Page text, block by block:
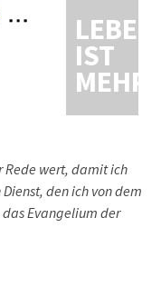
LEBEN
IST
MEHR
Rede wert, damit ich
den ich von dem
Evangelium der